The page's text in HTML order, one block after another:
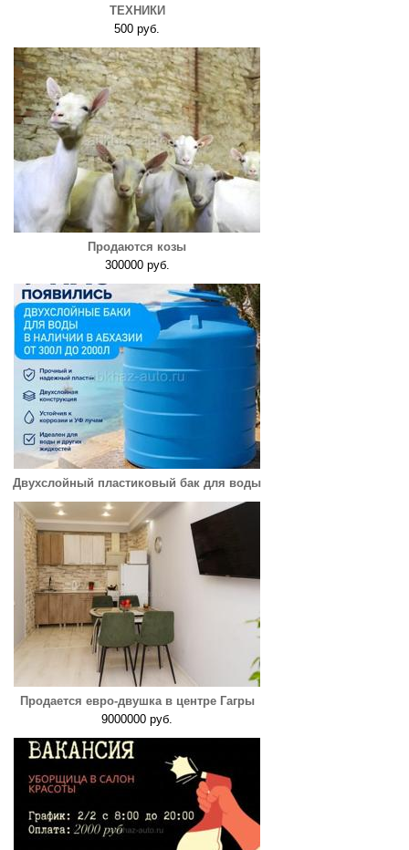
ТЕХНИКИ
500 руб.
Продаются козы
300000 руб.
Двухслойный пластиковый бак для воды
Продается евро-двушка в центре Гагры
9000000 руб.